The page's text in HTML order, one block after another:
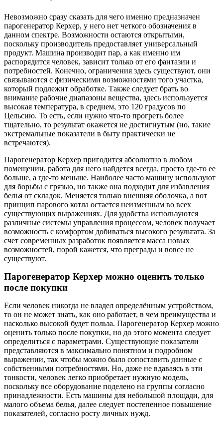
Невозможно сразу сказать для чего именно предназначен
парогенератор Керхер, у него нет четкого обозначения в
данном спектре. Возможности остаются открытыми,
поскольку производитель предоставляет универсальный
продукт. Машина производит пар, а как именно им
распорядится человек, зависит только от его фантазии и
потребностей. Конечно, ограничения здесь существуют, они
связываются с физическими возможностями того участка,
который подлежит обработке. Также следует брать во
внимание рабочие диапазоны вещества, здесь используется
высокая температура, в среднем, это 120 градусов по
Цельсию. То есть, если нужно что-то прогреть более
тщательно, то результат окажется не достигнутым (но, такие
экстремальные показатели в быту практически не
встречаются).
Парогенератор Керхер пригодится абсолютно в любом
помещении, работа для него найдется всегда, просто где-то ее
больше, а где-то меньше. Наиболее часто машину используют
для борьбы с грязью, но также она подходит для избавления
белья от складок. Меняется только внешняя оболочка, а вот
принцип парового котла остается неизменным во всех
существующих выражениях. Для удобства используются
различные системы управления процессом, человек получает
возможность с комфортом добиваться высокого результата. За
счет современных разработок появляется масса новых
возможностей, порой кажется, что преграды и вовсе не
существуют.
Парогенератор Керхер можно оценить только
после покупки
Если человек никогда не владел определённым устройством,
то он не может знать, как оно работает, в чем преимущества и
насколько высокой будет польза. Парогенератор Керхер можно
оценить только после покупки, но до этого момента следует
определиться с параметрами. Существующие показатели
представляются в максимально понятном и подробном
выражении, так чтобы можно было сопоставить данные с
собственными потребностями. Но, даже не вдаваясь в эти
тонкости, человек легко приобретает нужную модель,
поскольку все оборудование поделено на группы согласно
принадлежности. Есть машины для небольшой площади, для
малого объема белья, далее следует постепенное повышение
показателей, согласно росту личных нужд.